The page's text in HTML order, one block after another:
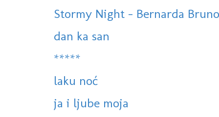
Stormy Night - Bernarda
dan ka san
*****
laku noć
ja i ljube moja